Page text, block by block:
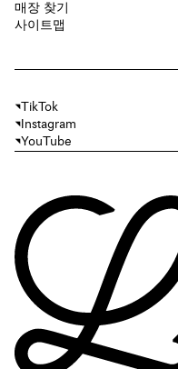
매장 찾기
사이트맵
TikTok
Instagram
YouTube